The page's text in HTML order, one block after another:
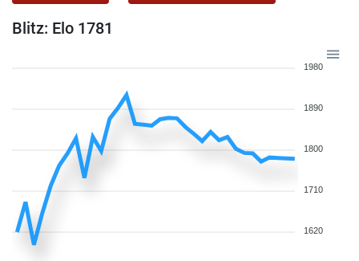
Blitz: Elo 1781
1980
1890
1800
1710
1620